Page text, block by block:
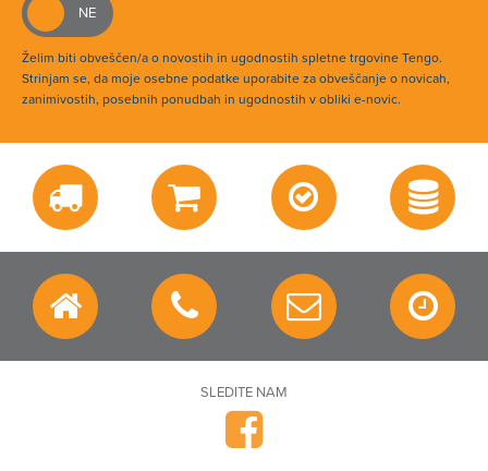
Želim biti obveščen/a o novostih in ugodnostih spletne trgovine Tengo.
Strinjam se, da moje osebne podatke uporabite za obveščanje o novicah,
zanimivostih, posebnih ponudbah in ugodnostih v obliki e-novic.
SLEDITE NAM